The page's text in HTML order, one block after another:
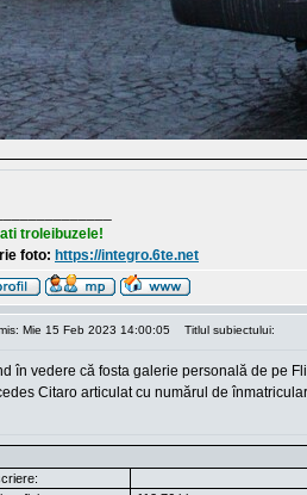
troleibuzele!
foto: https://integro.6te.net
Mie 15 Feb 2023 14:00:05 Titlul subiectului:
în vedere că fosta galerie personală de pe
Citaro articulat cu numărul de